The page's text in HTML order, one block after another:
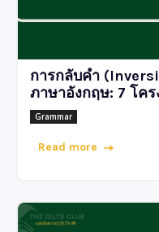
การกลับคำ
ภาษาอังกฤษ: 7 โคร
Grammar
Read more